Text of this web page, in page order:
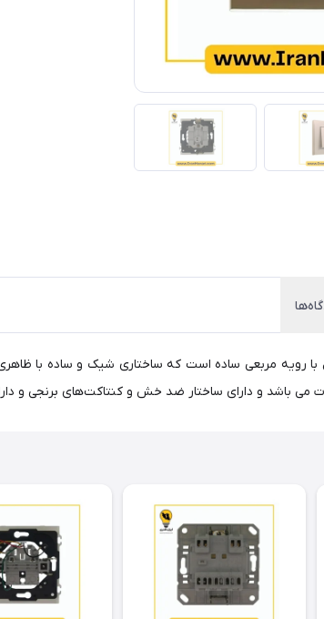
رویه مربعی ساده است که ساختاری شیک و ساده با ظاهری
می باشد و دارای ساختار ضد خش و کنتاکت‌های برنجی و